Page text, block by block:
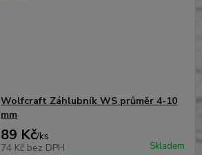
Wolfcraft Záhlubník WS průměr 4-10
mm
89 Kč/ks
74 Kč bez DPH Skladem